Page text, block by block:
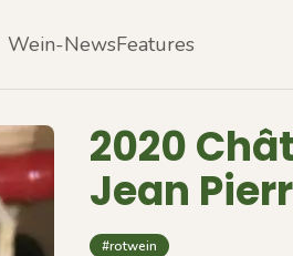
Wein-NewsFeatures
2020
Jean
#rotwein